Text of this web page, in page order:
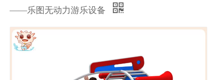
——乐图无动力游乐设备